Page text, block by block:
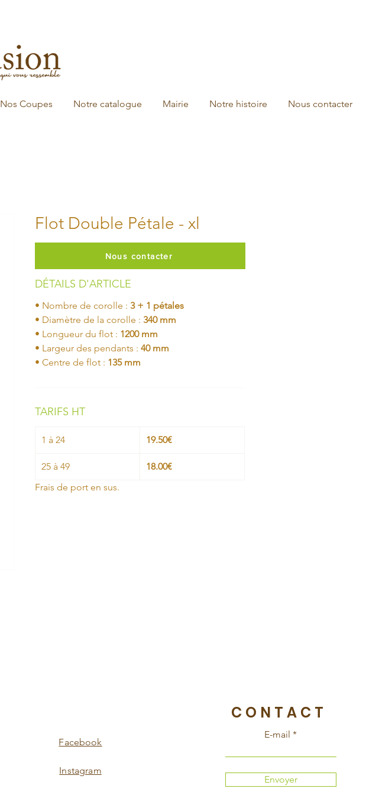
Nos Coupes Notre catalogue Mairie Notre histoire Nous contacter
Flot Double Pétale - xl
DÉTAILS D'ARTICLE
• Nombre de corolle : 3 + 1 pétales
• Diamètre de la corolle : 340 mm
• Longueur du flot : 1200 mm
• Largeur des pendants : 40 mm
• Centre de flot : 135 mm
TARIFS HT
1 à 24 19.50€
25 à 49
18.00€
Frais de port en sus.
Nous contacter
Facebook
Instagram
CONTACT
E-mail
Envoyer